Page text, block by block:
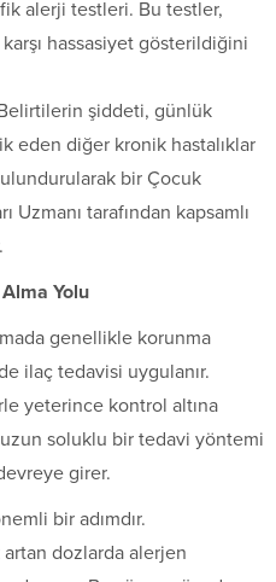
alerji testleri. Bu testler,
hassasiyet gösterildiğini
şiddeti, günlük
eden diğer kronik hastalıklar
bir Çocuk
Uzmanı tarafından kapsamlı
Yolu
genellikle korunma
ilaç tedavisi uygulanır.
yeterince kontrol altına
uzun soluklu bir tedavi yöntemi
girer.
bir adımdır.
dozlarda alerjen